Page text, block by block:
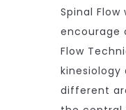
Spinal
encourage
Flow
different